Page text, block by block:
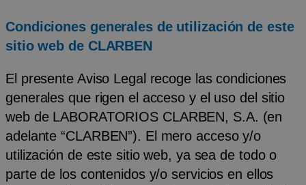
Condiciones generales de utilización de este
sitio web de CLARBEN
El presente Aviso Legal recoge las condiciones
generales que rigen el acceso y el uso del sitio
web de LABORATORIOS CLARBEN, S.A. (en
adelante “CLARBEN”). El mero acceso y/o
utilización de este sitio web, ya sea de todo o
parte de los contenidos y/o servicios en ellos